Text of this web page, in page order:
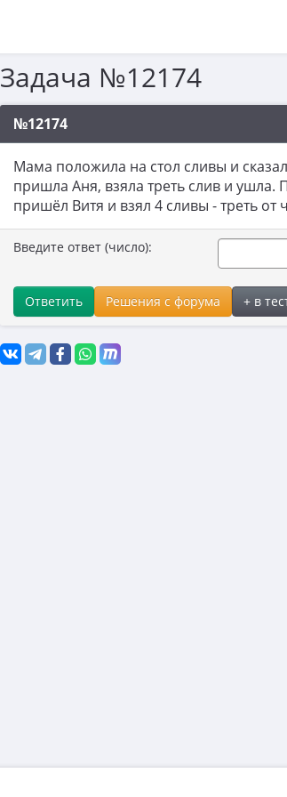
Задача №12174
№12174
Мама положила на стол сливы и
пришла Аня, взяла треть слив и ушла.
пришёл Витя и взял 4 сливы - треть от
Введите ответ (число):
Ответить Решения с форума + в